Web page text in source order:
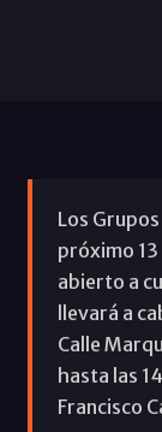
Los
próximo
abierto a
llevará a
Calle
hasta las
Francisco